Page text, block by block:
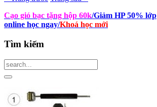
Cạo gió bạc tặng hộp 60k/Giảm HP 50% lớp
online học ngay/Khoá học mới
Tìm kiếm